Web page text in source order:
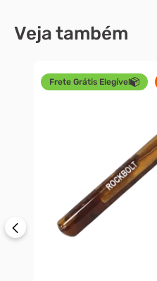
Veja também
Frete Grátis Elegível